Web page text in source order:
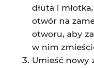
dłuta i
otwór na
otworu, aby
w nim
Umieść nowy